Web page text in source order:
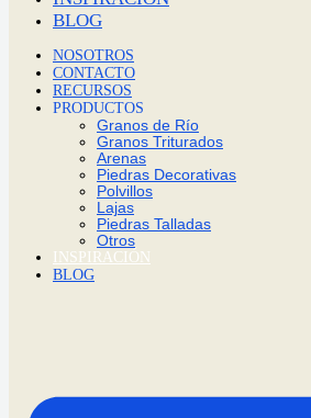
BLOG
NOSOTROS
CONTACTO
RECURSOS
PRODUCTOS
Granos de Río
Granos Triturados
Arenas
Piedras Decorativas
Polvillos
Lajas
Piedras Talladas
Otros
INSPIRACIÓN
BLOG